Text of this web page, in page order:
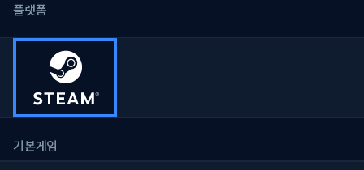
플랫폼
기본게임